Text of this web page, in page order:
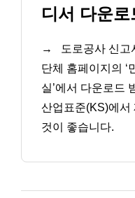
디서 다운
→
도로공사 신고
단체 홈페이지의 ‘
실’에서 다운로드
산업표준(KS)에서
것이 좋습니다.